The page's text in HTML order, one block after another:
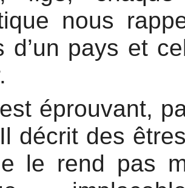
nous
d’un pays et
éprouvant,
décrit des
le rend pas